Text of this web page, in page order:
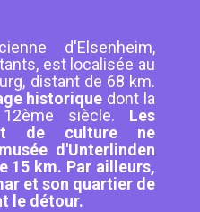
d'Elsenheim,
est localisée au
distant de 68 km.
historique dont la
siècle. Les
de culture ne
d'Unterlinden
15 km. Par ailleurs,
et son quartier de
le détour.